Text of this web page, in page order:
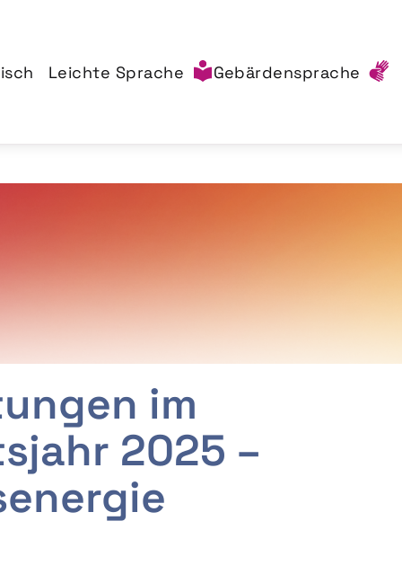
Leichte Sprache Gebärdensprache
im
2025 –